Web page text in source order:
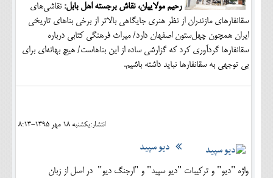
رحیم مولاییان، نقاش برجسته اهل بابل: نقاشی‌های
سقانفارهای مازندران از نظر هنری جایگاهی بالاتر از برخی بناهای تاریخی
ایران همچون چهل‌ستون اصفهان دارد/ میراث فرهنگی کتابی درباره
سقانفارها گردآوری کرد که گزارشی ساده از این بناهاست/ هیچ بهانه‌ای برای
بی توجهی به سقانفارها نباید داشته باشیم.
انتشار:يکشنبه 18 مهر 1395-8:13
دیو سپید
واژه "دیو" و ترکیبات "دیو سپید" و "ارجنگ دیو" در اصل از زبان